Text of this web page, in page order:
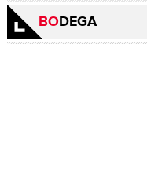
BODEGA